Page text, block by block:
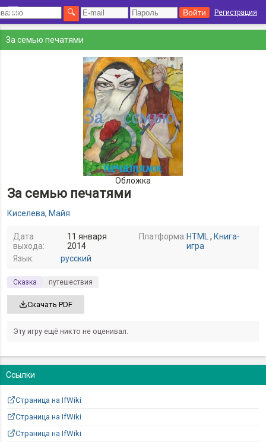
Регистрация
За семью печатями
Обложка
За семью печатями
Киселева, Майя
Дата
выхода:
11 января
2014
Платформа:HTML , Книга-
игра
Язык:
русский
Сказка путешествия
Скачать PDF
Эту игру ещё никто не оценивал.
Ссылки
Страница на IfWiki
Страница на IfWiki
Страница на IfWiki